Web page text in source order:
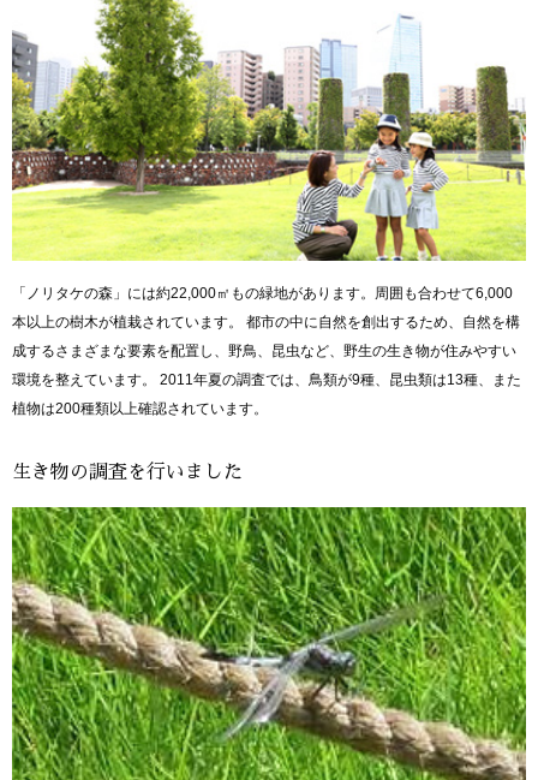
「ノリタケの森」には約22,000㎡もの緑地があります。周囲も合わせて6,000
本以上の樹木が植栽されています。
都市の中に自然を創出するため、自然を構
成するさまざまな要素を配置し、野鳥、昆虫など、野生の生き物が住みやすい
環境を整えています。
2011年夏の調査では、鳥類が9種、昆虫類は13種、また
植物は200種類以上確認されています。
生き物の調査を行いました